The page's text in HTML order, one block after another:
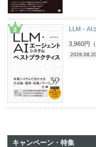
LLM・AI
3,960円（
キャンペーン・特集